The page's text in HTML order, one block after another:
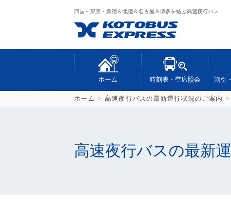
四国～東京・新宿＆北陸＆名古屋＆博多を結ぶ高速夜行バス
ホーム 時刻表・空席照会 割引
ホーム > 高速夜行バスの最新運行状況のご案内 >
高速夜行バスの最新